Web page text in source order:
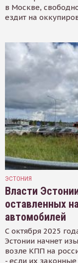
в Москве,
ездит на
ЭСТОНИЯ
Власти
оставленных
автомобилей
С октября 2025
Эстонии начнет
возле КПП на
- если их